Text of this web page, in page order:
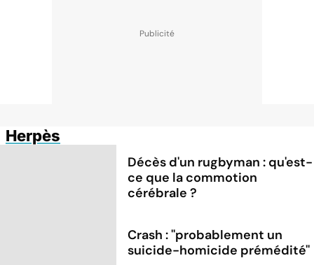
Herpès
Décès d'un rugbyman : qu'est-
ce que la commotion
cérébrale ?
Crash : ''probablement un
suicide-homicide prémédité''